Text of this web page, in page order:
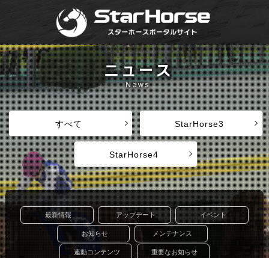
すべて StarHorse3
StarHorse4
最新情報 アップデート イベント
お知らせ メンテナンス
連動コンテンツ 重要なお知らせ